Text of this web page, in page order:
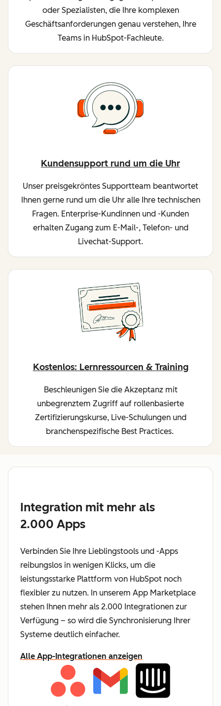
oder Spezialisten, die Ihre komplexen
Geschäftsanforderungen genau verstehen, Ihre
Teams in HubSpot-Fachleute.
Kundensupport rund um die Uhr
Unser preisgekröntes Supportteam beantwortet
Ihnen gerne rund um die Uhr alle Ihre technischen
Fragen. Enterprise-Kundinnen und -Kunden
erhalten Zugang zum E-Mail-, Telefon- und
Livechat-Support.
Kostenlos: Lernressourcen & Training
Beschleunigen Sie die Akzeptanz mit
unbegrenztem Zugriff auf rollenbasierte
Zertifizierungskurse, Live-Schulungen und
branchenspezifische Best Practices.
Integration mit mehr als
2.000 Apps
Verbinden Sie Ihre Lieblingstools und -Apps
reibungslos in wenigen Klicks, um die
leistungsstarke Plattform von HubSpot noch
flexibler zu nutzen. In unserem App Marketplace
stehen Ihnen mehr als 2.000 Integrationen zur
Verfügung – so wird die Synchronisierung Ihrer
Systeme deutlich einfacher.
Alle App-Integrationen anzeigen